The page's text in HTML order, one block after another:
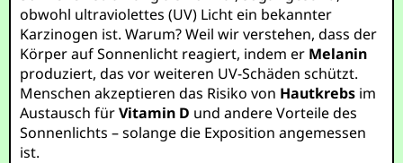
obwohl ultraviolettes (UV) Licht ein bekannter
Karzinogen ist. Warum? Weil wir verstehen, dass der
Körper auf Sonnenlicht reagiert, indem er Melanin
produziert, das vor weiteren UV-Schäden schützt.
Menschen akzeptieren das Risiko von Hautkrebs im
Austausch fürVitamin D und andere Vorteile des
Sonnenlichts – solange die Exposition angemessen
ist.